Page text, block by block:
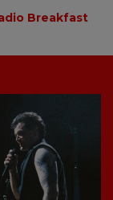
Breakfast